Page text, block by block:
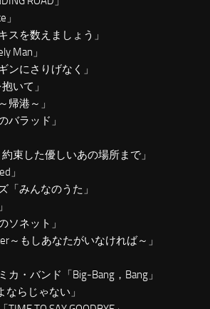
スを数えましょう」
Man」
ンにさりげなく」
いて」
帰港～」
バラッド」
束した優しいあの場所まで」
」
「みんなのうた」
ソネット」
～もしあなたがいなければ～」
・バンド「Big-Bang，Bang」
ならじゃない」